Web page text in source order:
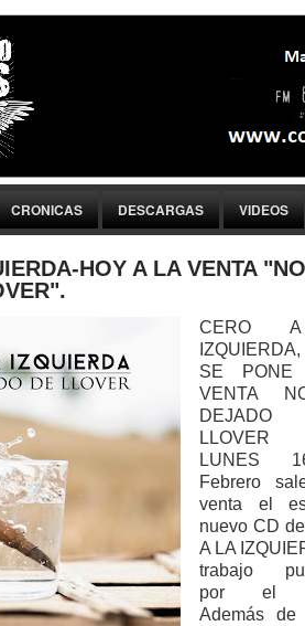
CRONICAS DESCARGAS VIDEOS
HOY A LA VENTA
CERO
SE
VENTA
LUNES
Febrero
venta el
nuevo CD
A LA
trabajo
por el
Además